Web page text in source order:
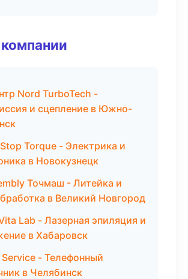
Nord TurboTech -
и сцепление в Южно-
Torque - Электрика и
в Новокузнецк
Точмаш - Литейка и
в Великий Новгород
Lab - Лазерная эпиляция и
в Хабаровск
- Телефонный
в Челябинск